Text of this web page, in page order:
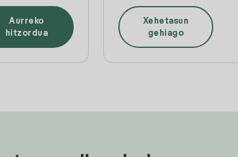
Aurreko
hitzordua
Xehetasun
gehiago